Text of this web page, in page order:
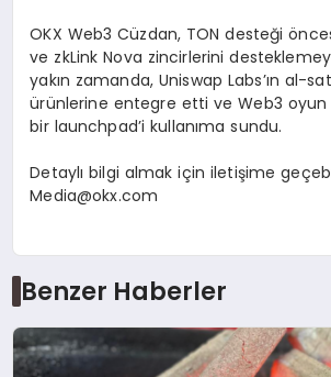
OKX Web3 Cüzdan, TON desteği
ve zkLink Nova zincirlerini
yakın zamanda, Uniswap Labs’ın al-sat
ürünlerine entegre etti ve Web3 oyun
bir launchpad’i kullanıma sundu.
Detaylı bilgi almak için iletişime
Media@okx.com
Benzer Haberler